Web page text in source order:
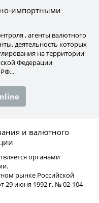
импортными
, агенты валютного
деятельность которых
на территории
Федерации
и валютного
органами
рынке Российской
29 июня 1992 г. № 02-104